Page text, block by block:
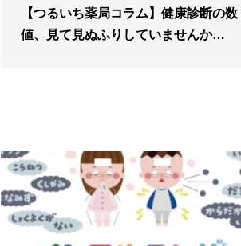
【つるいち薬局コラム】健康診断の数
値、見て見ぬふりしていませんか…